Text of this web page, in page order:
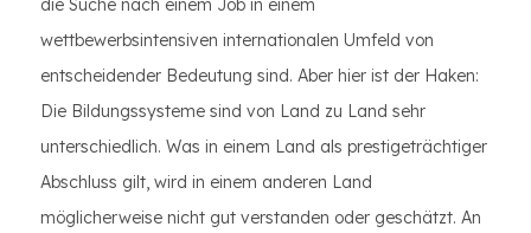
die Suche nach einem Job in einem
wettbewerbsintensiven internationalen Umfeld von
entscheidender Bedeutung sind. Aber hier ist der Haken:
Die Bildungssysteme sind von Land zu Land sehr
unterschiedlich. Was in einem Land als prestigeträchtiger
Abschluss gilt, wird in einem anderen Land
möglicherweise nicht gut verstanden oder geschätzt. An